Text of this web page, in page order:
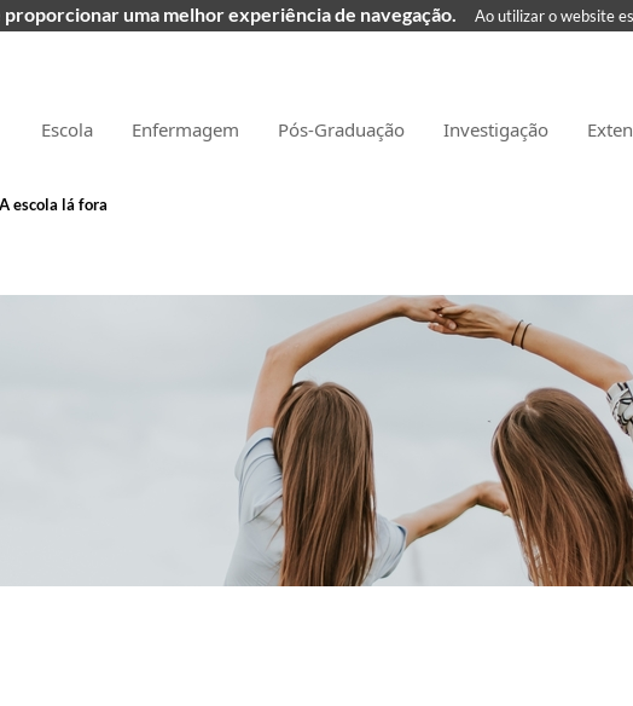
Escola Enfermagem Pós-Graduação Investigação
A escola lá fora
uma melhor experiência de navegação. Ao utilizar o website